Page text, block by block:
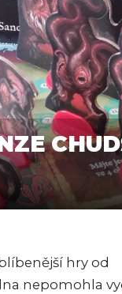
hry od
nepomohla